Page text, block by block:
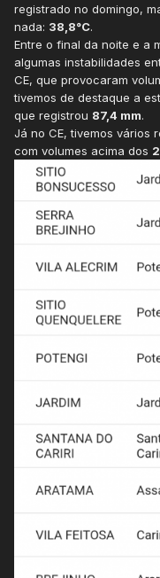
registrado no domingo,
nada: 38,8°C.
Entre o final da noite e a
algumas instabilidades
CE, que provocaram
tivemos de destaque a
que registrou 87,4 mm.
Já no CE, tivemos vários
com volumes acima dos